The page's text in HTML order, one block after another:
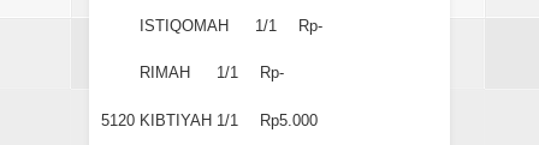
ISTIQOMAH 1/1 Rp-
RIMAH 1/1 Rp-
5120 KIBTIYAH 1/1 Rp5.000